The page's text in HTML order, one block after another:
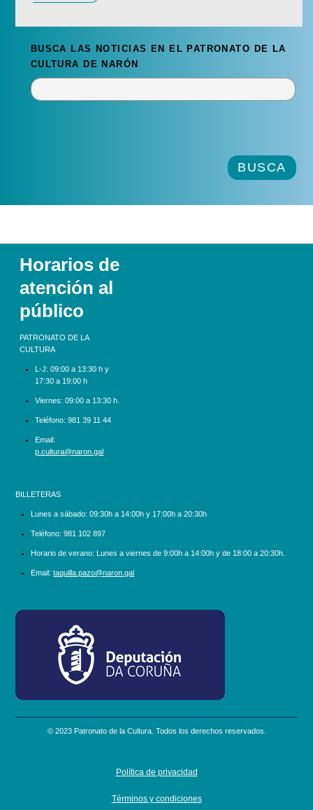
BUSCA LAS NOTICIAS EN EL PATRONATO DE LA
CULTURA DE NARÓN
Horarios de
atención al
público
PATRONATO DE LA
CULTURA
L-J: 09:00 a 13:30 h y
17:30 a 19:00 h
Viernes: 09:00 a 13:30 h.
Teléfono: 981 39 11 44
Email:
p.cultura@naron.gal
BILLETERAS
Lunes a sábado: 09:30h a 14:00h y 17:00h a 20:30h
Teléfono: 981 102 897
Horario de verano: Lunes a viernes de 9:00h a 14:00h y de 18:00 a 20:30h.
Email: taquilla.pazo@naron.gal
logo_depcoruna.png
© 2023 Patronato de la Cultura. Todos los derechos reservados.
Política de privacidad
Términos y condiciones